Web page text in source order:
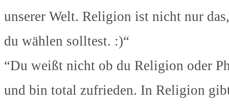
unserer Welt. Religion ist nicht nur
du wählen solltest. :)“
“Du weißt nicht ob du Religion oder
und bin total zufrieden. In Religion